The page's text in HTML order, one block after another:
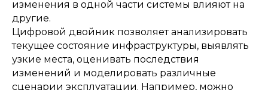
изменения в одной части системы влияют на
другие.
Цифровой двойник позволяет анализировать
текущее состояние инфраструктуры, выявлять
узкие места, оценивать последствия
изменений и моделировать различные
сценарии эксплуатации. Например, можно